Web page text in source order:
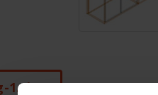
1.zip